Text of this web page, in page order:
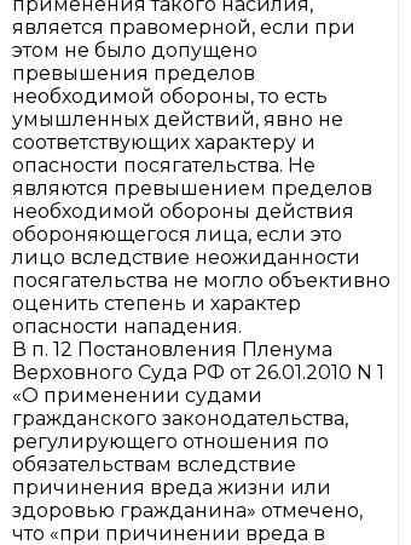
является правомерной, если при
этом не было допущено
превышения пределов
необходимой обороны, то есть
умышленных действий, явно не
соответствующих характеру и
опасности посягательства. Не
являются превышением пределов
необходимой обороны действия
обороняющегося лица, если это
лицо вследствие неожиданности
посягательства не могло объективно
оценить степень и характер
опасности нападения.
В п. 12 Постановления Пленума
Верховного Суда РФ от 26.01.2010 N 1
«О применении судами
гражданского законодательства,
регулирующего отношения по
обязательствам вследствие
причинения вреда жизни или
здоровью гражданина» отмечено,
что «при причинении вреда в